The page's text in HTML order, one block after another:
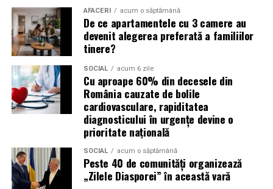
Acest aspect este esențial pentru reducerea riscului
unor reparații costisitoare.
Avantajele Ravenol VMP USVO 5W30
Printre cele mai importante avantaje se numără:
tehnologie USVO;
stabilitate termică ridicată;
rezistență la oxidare;
protecție împotriva uzurii;
reducerea depunerilor;
AFACERI acum o săptămână
De ce apartamentele cu 3 camere au
devenit alegerea preferată a familiilor
tinere?
SOCIAL acum 6 zile
Cu aproape 60% din decesele din
România cauzate de bolile
cardiovasculare, rapiditatea
diagnosticului în urgențe devine o
prioritate națională
SOCIAL acum o săptămână
Peste 40 de comunități organizează
„Zilele Diasporei” în această vară